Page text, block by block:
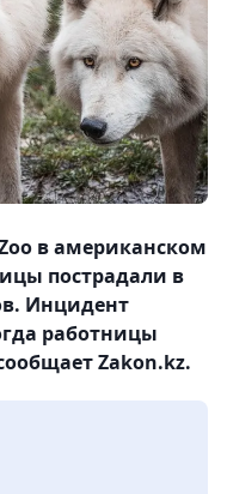
в американском
пострадали в
Инцидент
работницы
Zakon.kz.